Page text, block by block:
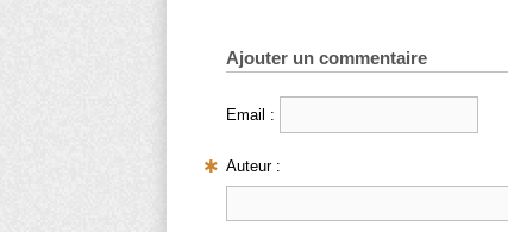
Ajouter un commentaire
Email :
Auteur :